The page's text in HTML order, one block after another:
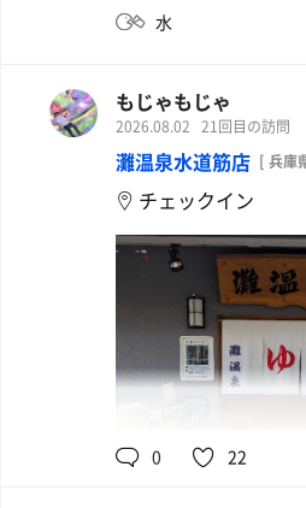
水
もじゃもじゃ
2026.08.02 21回目の訪問
灘温泉水道筋店 [ 兵庫
チェックイン
0 22